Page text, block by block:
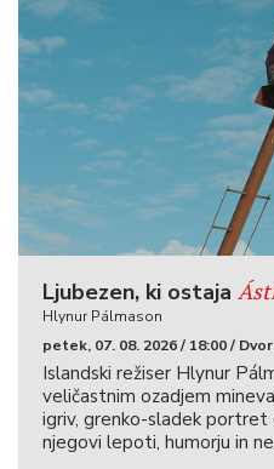
Ljubezen, ki ostaja
Hlynur Pálmason
petek, 07. 08. 2026 / 18:00 /
Islandski režiser Hlynur
veličastnim ozadjem
igriv, grenko-sladek portret
njegovi lepoti, humorju in